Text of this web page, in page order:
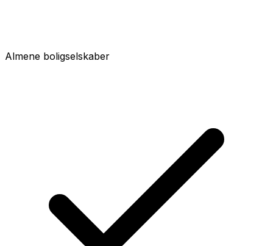
Almene boligselskaber